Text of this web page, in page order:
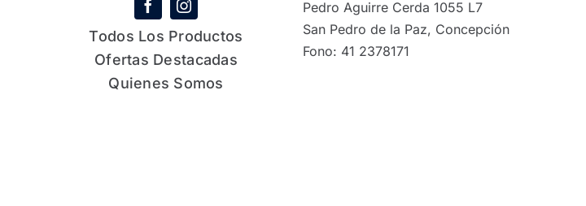
Todos Los Productos
Ofertas Destacadas
Quienes Somos
Pedro Aguirre Cerda 1055 L7
San Pedro de la Paz, Concepción
Fono: 41 2378171